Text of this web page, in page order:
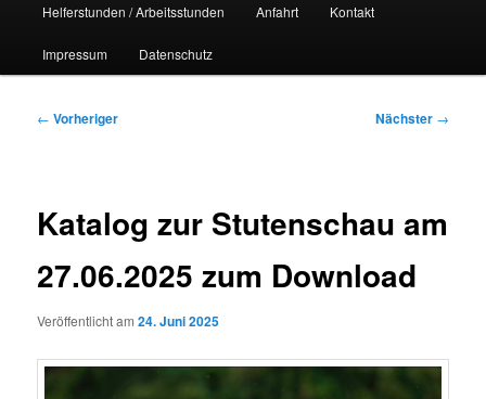
Helferstunden / Arbeitsstunden Anfahrt Kontakt
Impressum Datenschutz
Beitragsnavigation
← Vorheriger Nächster →
Katalog zur Stutenschau am
27.06.2025 zum Download
Veröffentlicht am24. Juni 2025